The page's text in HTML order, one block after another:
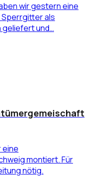
wir gestern eine
als
und…
eine
montiert. Für
nötig.